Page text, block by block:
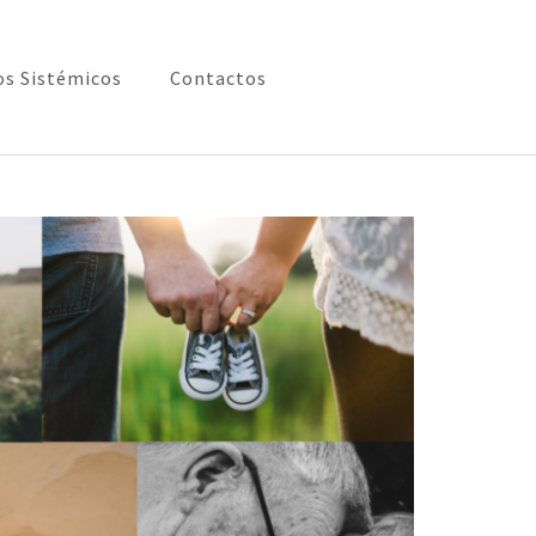
Sistémicos Contactos